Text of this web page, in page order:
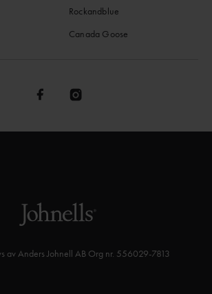
Rockandblue
Canada Goose
av Anders Johnell AB Org nr. 556029-7813